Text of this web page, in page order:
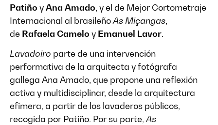
Patiño yAna Amado, y el de Mejor Cortometraje
Internacional al brasileñoAs Miçangas,
de Rafaela Camelo y Emanuel Lavor.
Lavadoiro parte de una intervención
performativa de la arquitecta y fotógrafa
gallega Ana Amado, que propone una reflexión
activa y multidisciplinar, desde la arquitectura
efímera, a partir de los lavaderos públicos,
recogida por Patiño. Por su parte, As